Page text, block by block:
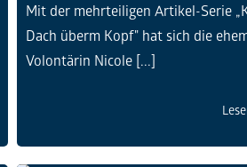
Mit der mehrteiligen Artikel-Serie
Dach überm Kopf" hat sich die
Volontärin Nicole [...]